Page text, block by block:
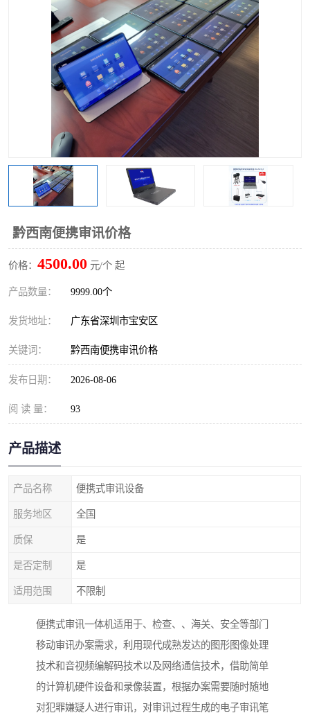
黔西南便携审讯价格
价格： 4500.00 元/个 起
产品数量： 9999.00个
发货地址： 广东省深圳市宝安区
关键词： 黔西南便携审讯价格
发布日期： 2026-08-06
阅 读 量： 93
产品描述
产品名称 便携式审讯设备
服务地区 全国
质保 是
是否定制 是
适用范围 不限制
便携式审讯一体机适用于、检查、、海关、安全等部门
移动审讯办案需求，利用现代成熟发达的图形图像处理
技术和音视频编解码技术以及网络通信技术，借助简单
的计算机硬件设备和录像装置，根据办案需要随时随地
对犯罪嫌疑人进行审讯，对审讯过程生成的电子审讯笔